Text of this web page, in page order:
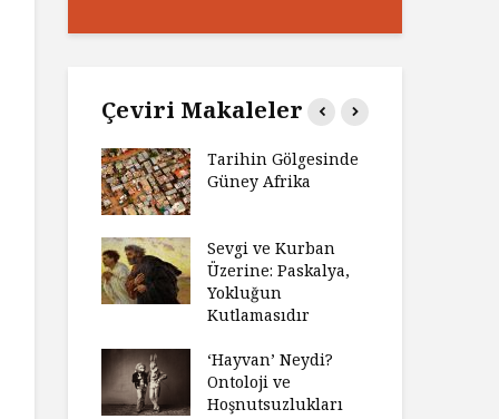
Çeviri Makaleler
Zaferi,
ve Düşüş:
Eğitimi
Tarihin Gölgesinde
Güney Afrika
Sevgi ve Kurban
Üzerine: Paskalya,
Yokluğun
Kutlamasıdır
‘Hayvan’ Neydi?
Ontoloji ve
Hoşnutsuzlukları